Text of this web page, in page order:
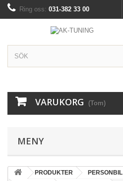
Ring oss: 031-382 33 00
VARUKORG (Tom)
MENY
PRODUKTER PERSONBIL